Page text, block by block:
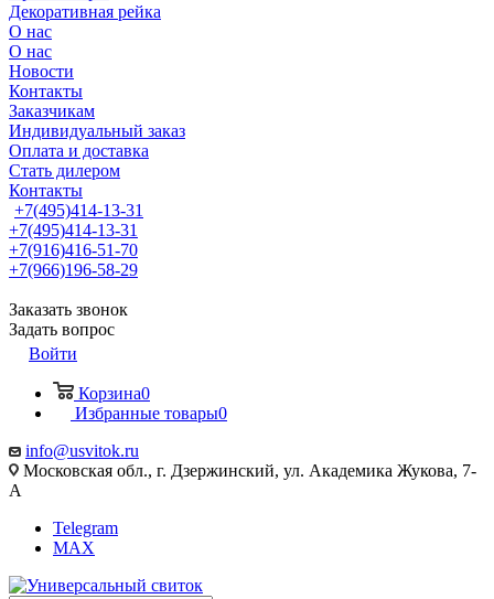
Декоративная рейка
О нас
О нас
Новости
Контакты
Заказчикам
Индивидуальный заказ
Оплата и доставка
Стать дилером
Контакты
+7(495)414-13-31
+7(495)414-13-31
+7(916)416-51-70
+7(966)196-58-29
Заказать звонок
Задать вопрос
Войти
Корзина0
Избранные товары0
info@usvitok.ru
Московская обл., г. Дзержинский, ул. Академика Жукова, 7-
А
Telegram
MAX